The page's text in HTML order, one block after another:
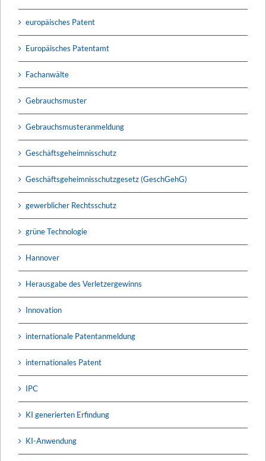
europäisches Patent
Europäisches Patentamt
Fachanwälte
Gebrauchsmuster
Gebrauchsmusteranmeldung
Geschäftsgeheimnisschutz
Geschäftsgeheimnisschutzgesetz (GeschGehG)
gewerblicher Rechtsschutz
grüne Technologie
Hannover
Herausgabe des Verletzergewinns
Innovation
internationale Patentanmeldung
internationales Patent
IPC
KI generierten Erfindung
KI-Anwendung